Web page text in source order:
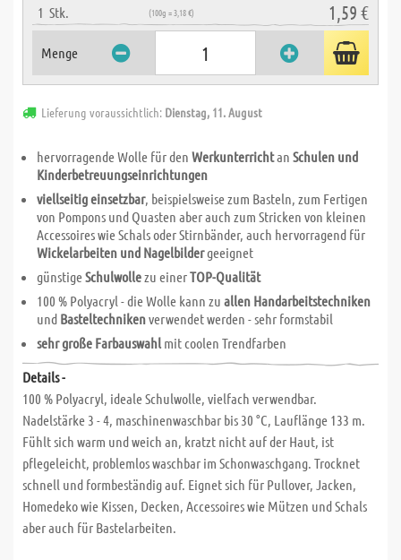
1 Stk. (100g = 3,18 €) 1,59 €
Menge
Lieferung voraussichtlich: Dienstag, 11. August
hervorragende Wolle für den Werkunterrichtan Schulen und
Kinderbetreuungseinrichtungen
viellseitig einsetzbar, beispielsweise zum Basteln, zum Fertigen
von Pompons und Quasten aber auch zum Stricken von kleinen
Accessoires wie Schals oder Stirnbänder, auch hervorragend für
Wickelarbeiten und Nagelbildergeeignet
günstigeSchulwollezu einerTOP-Qualität
100 % Polyacryl - die Wolle kann zu allen Handarbeitstechniken
und Basteltechnikenverwendet werden - sehr formstabil
sehr große Farbauswahlmit coolen Trendfarben
Details -
100 % Polyacryl, ideale Schulwolle, vielfach verwendbar.
Nadelstärke 3 - 4, maschinenwaschbar bis 30 °C, Lauflänge 133 m.
Fühlt sich warm und weich an, kratzt nicht auf der Haut, ist
pflegeleicht, problemlos waschbar im Schonwaschgang. Trocknet
schnell und formbeständig auf. Eignet sich für Pullover, Jacken,
Homedeko wie Kissen, Decken, Accessoires wie Mützen und Schals
aber auch für Bastelarbeiten.